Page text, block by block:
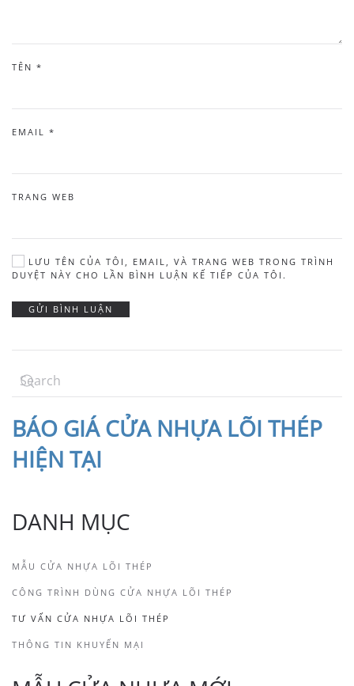
TÊN *
EMAIL *
TRANG WEB
LƯU TÊN CỦA TÔI, EMAIL, VÀ TRANG WEB TRONG TRÌNH
DUYỆT NÀY CHO LẦN BÌNH LUẬN KẾ TIẾP CỦA TÔI.
GỬI BÌNH LUẬN
BÁO GIÁ CỬA NHỰA LÕI THÉP
HIỆN TẠI
DANH MỤC
MẪU CỬA NHỰA LÕI THÉP
CÔNG TRÌNH DÙNG CỬA NHỰA LÕI THÉP
TƯ VẤN CỬA NHỰA LÕI THÉP
THÔNG TIN KHUYẾN MẠI